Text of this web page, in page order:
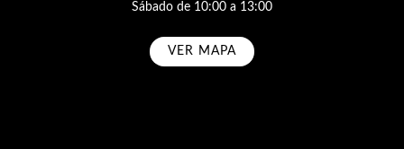
Sábado de 10:00 a 13:00
VER MAPA